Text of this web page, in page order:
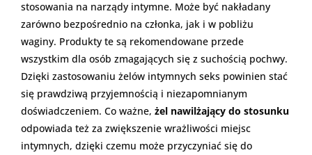
stosowania na narządy intymne. Może być nakładany
zarówno bezpośrednio na członka, jak i w pobliżu
waginy. Produkty te są rekomendowane przede
wszystkim dla osób zmagających się z suchością pochwy.
Dzięki zastosowaniu żelów intymnych seks powinien stać
się prawdziwą przyjemnością i niezapomnianym
doświadczeniem. Co ważne, żel nawilżający do stosunku
odpowiada też za zwiększenie wrażliwości miejsc
intymnych, dzięki czemu może przyczyniać się do